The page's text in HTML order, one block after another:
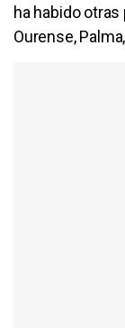
ha habido
Ourense,